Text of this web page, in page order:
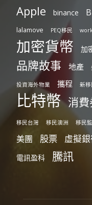
Apple binance
lalamove PEQ移民
加密貨幣 加
品牌故事 地產
投資海外物業 攜程 新
比特幣 消費
移民台灣 移民澳洲 移民監
美團 股票 虛擬
電訊盈科 騰訊